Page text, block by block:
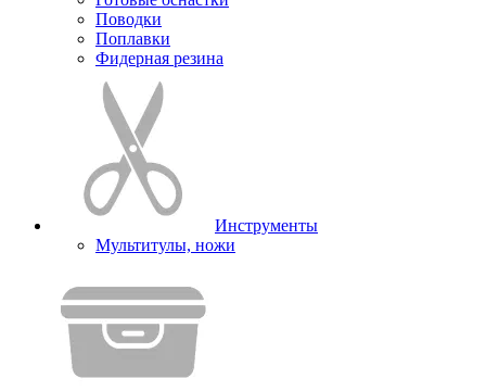
Поводки
Поплавки
Фидерная резина
Инструменты
Мультитулы, ножи